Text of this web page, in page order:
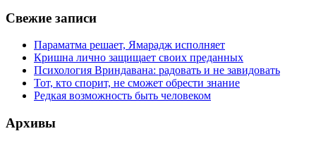
Свежие записи
Параматма решает, Ямарадж исполняет
Кришна лично защищает своих преданных
Психология Вриндавана: радовать и не завидовать
Тот, кто спорит, не сможет обрести знание
Редкая возможность быть человеком
Архивы